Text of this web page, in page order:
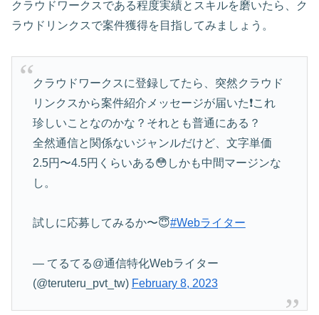
クラウドワークスである程度実績とスキルを磨いたら、ク
ラウドリンクスで案件獲得を目指してみましょう。
クラウドワークスに登録してたら、突然クラウド
リンクスから案件紹介メッセージが届いた❗️これ
珍しいことなのかな？それとも普通にある？
全然通信と関係ないジャンルだけど、文字単価
2.5円〜4.5円くらいある😳しかも中間マージンな
し。
試しに応募してみるか〜😇#Webライター
— てるてる@通信特化Webライター
(@teruteru_pvt_tw) February 8, 2023